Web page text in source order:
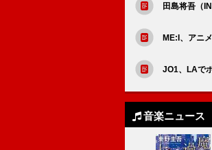
田島将吾（
ME:I、アニ
JO1、LAで
音楽ニュース